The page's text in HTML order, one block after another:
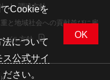
調達方針
と地域社会への貢献並びに雇
バル方針
Cookieを
について
ス公式サイ
さい。
OK